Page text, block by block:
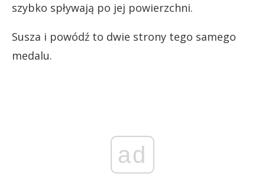
szybko spływają po jej powierzchni.
Susza i powódź to dwie strony tego samego
medalu.
ad